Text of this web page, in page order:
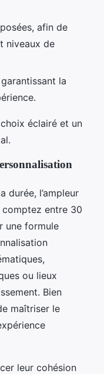
afin de
niveaux de
la
éclairé et un
durée, l’ampleur
comptez entre 30
une formule
ou lieux
Bien
maîtriser le
leur cohésion